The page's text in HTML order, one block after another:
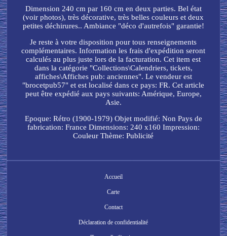
Dimension 240 cm par 160 cm en deux parties. Bel état
(voir photos), très décorative, très belles couleurs et deux
petites déchirures.. Ambiance "déco d'autrefois" garantie!
Je reste à votre disposition pour tous renseignements
complémentaires. Information les frais d'expédition seront
calculés au plus juste lors de la facturation. Cet item est
dans la catégorie "Collections\Calendriers, tickets,
affiches\Affiches pub: anciennes". Le vendeur est
"brocetpub57" et est localisé dans ce pays: FR. Cet article
peut être expédié aux pays suivants: Amérique, Europe,
Asie.
Epoque: Rétro (1900-1979) Objet modifié: Non Pays de
fabrication: France Dimensions: 240 x160 Impression:
Couleur Thème: Publicité
Accueil
Carte
Contact
Déclaration de confidentialité